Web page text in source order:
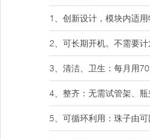
1、创新设计，模块内适
2、可长期开机。不需要
3、清洁、卫生：每月用
4、整齐：无需试管架、瓶
5、可循环利用：珠子由可